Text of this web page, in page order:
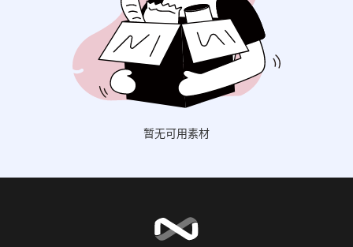
暂无可用素材